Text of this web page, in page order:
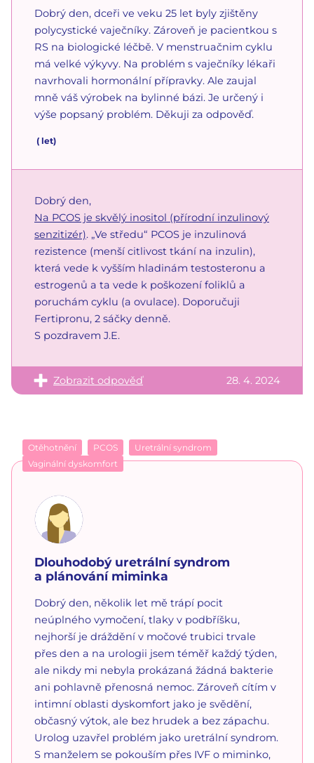
Dobrý den, dceři ve veku 25 let byly zjištěny
polycystické vaječníky. Zároveň je pacientkou s
RS na biologické léčbě. V menstruačnim cyklu
má velké výkyvy. Na problém s vaječníky lékaři
navrhovali hormonální přípravky. Ale zaujal
mně váš výrobek na bylinné bázi. Je určený i
výše popsaný problém. Děkuji za odpověď.
( let)
Dobrý den,
Na PCOS je skvělý inositol (přírodní inzulinový
senzitizér). „Ve středu“ PCOS je inzulinová
rezistence (menší citlivost tkání na inzulin),
která vede k vyšším hladinám testosteronu a
estrogenů a ta vede k poškození foliklů a
poruchám cyklu (a ovulace). Doporučuji
Fertipronu, 2 sáčky denně.
S pozdravem J.E.
Zobrazit odpověď 28. 4. 2024
Otěhotnění PCOS
Uretrální syndrom
Vaginální dyskomfort
Dlouhodobý uretrální syndrom
a plánování miminka
Dobrý den, několik let mě trápí pocit
neúplného vymočení, tlaky v podbříšku,
nejhorší je dráždění v močové trubici trvale
přes den a na urologii jsem téměř každý týden,
ale nikdy mi nebyla prokázaná žádná bakterie
ani pohlavně přenosná nemoc. Zároveň cítím v
intimní oblasti dyskomfort jako je svědění,
občasný výtok, ale bez hrudek a bez zápachu.
Urolog uzavřel problém jako uretrální syndrom.
S manželem se pokouším přes IVF o miminko,